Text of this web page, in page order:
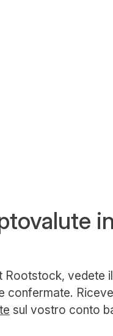
Rootstock, vedete
confermate.
sul vostro conto